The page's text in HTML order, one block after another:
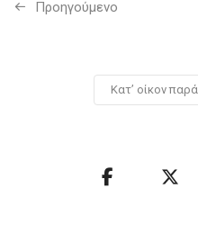
Προηγούμενo
Κατ’ οίκον